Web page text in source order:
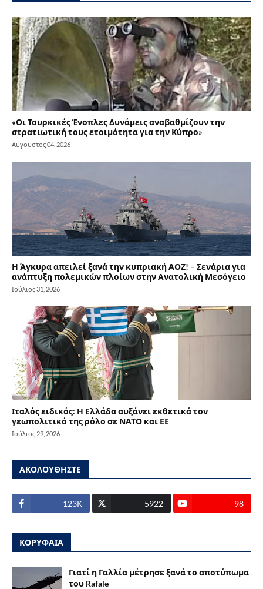
«Οι Τουρκικές Ένοπλες Δυνάμεις αναβαθμίζουν την
στρατιωτική τους ετοιμότητα για την Κύπρο»
Αύγουστος 04, 2026
Η Άγκυρα απειλεί ξανά την κυπριακή ΑΟΖ! – Σενάρια για
ανάπτυξη πολεμικών πλοίων στην Ανατολική Μεσόγειο
Ιούλιος 31, 2026
Ιταλός ειδικός: Η Ελλάδα αυξάνει εκθετικά τον
γεωπολιτικό της ρόλο σε ΝΑΤΟ και ΕΕ
Ιούλιος 29, 2026
ΑΚΟΛΟΥΘΗΣΤΕ
123Κ 5922 98
ΚΟΡΥΦΑΙΑ
Γιατί η Γαλλία μέτρησε ξανά το αποτύπωμα
του Rafale